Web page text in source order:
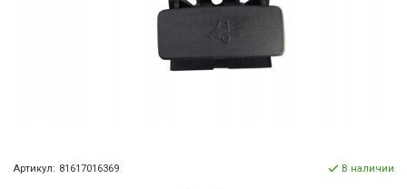
Артикул: 81617016369 В наличии